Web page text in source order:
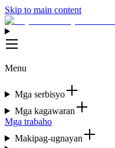
Skip to main content
Menu
Mga serbisyo
Mga kagawaran
Mga trabaho
Makipag-ugnayan